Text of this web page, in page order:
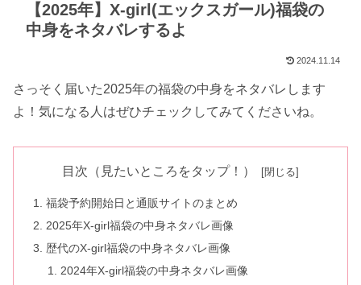
【2025年】X-girl(エックスガール)福袋の
中身をネタバレするよ
2024.11.14
さっそく届いた2025年の福袋の中身をネタバレします
よ！気になる人はぜひチェックしてみてくださいね。
目次（見たいところをタップ！）
福袋予約開始日と通販サイトのまとめ
2025年X-girl福袋の中身ネタバレ画像
歴代のX-girl福袋の中身ネタバレ画像
2024年X-girl福袋の中身ネタバレ画像